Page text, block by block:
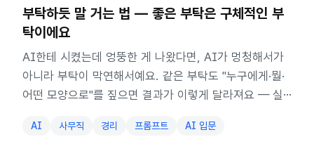
부탁하듯 말 거는 법 — 좋은 부탁은 구체적인 부
탁이에요
AI한테 시켰는데 엉뚱한 게 나왔다면, AI가 멍청해서가
아니라 부탁이 막연해서예요. 같은 부탁도 "누구에게·뭘·
어떤 모양으로"를 짚으면 결과가 이렇게 달라져요 — 실
AI 사무직 경리 프롬프트 AI 입문